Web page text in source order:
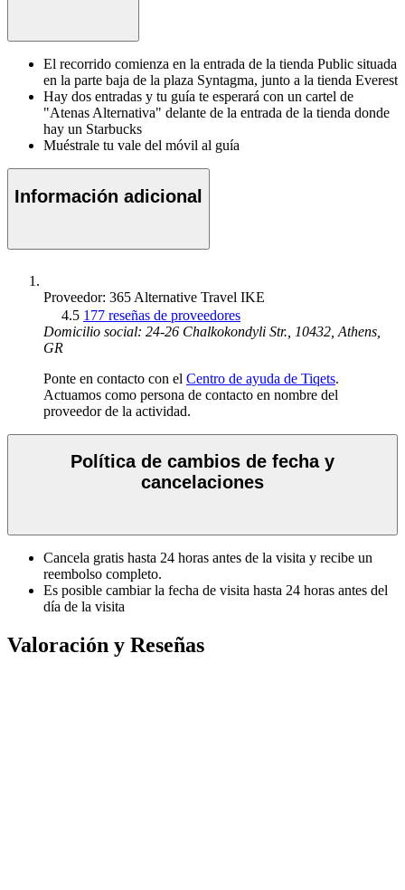
El recorrido comienza en la entrada de la tienda Public situada
en la parte baja de la plaza Syntagma, junto a la tienda Everest
Hay dos entradas y tu guía te esperará con un cartel de
"Atenas Alternativa" delante de la entrada de la tienda donde
hay un Starbucks
Muéstrale tu vale del móvil al guía
Información adicional
Proveedor: 365 Alternative Travel IKE
4.5 177 reseñas de proveedores
Domicilio social: 24-26 Chalkokondyli Str., 10432, Athens,
GR
Ponte en contacto con el Centro de ayuda de Tiqets.
Actuamos como persona de contacto en nombre del
proveedor de la actividad.
Política de cambios de fecha y
cancelaciones
Cancela gratis hasta 24 horas antes de la visita y recibe un
reembolso completo.
Es posible cambiar la fecha de visita hasta 24 horas antes del
día de la visita
Valoración y Reseñas